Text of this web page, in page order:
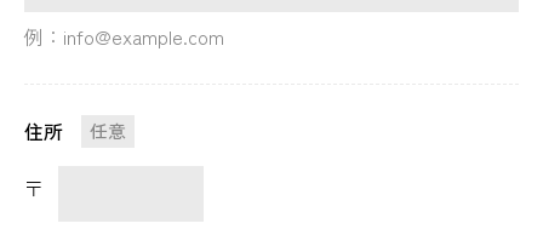
例：info@example.com
住所 任意
〒